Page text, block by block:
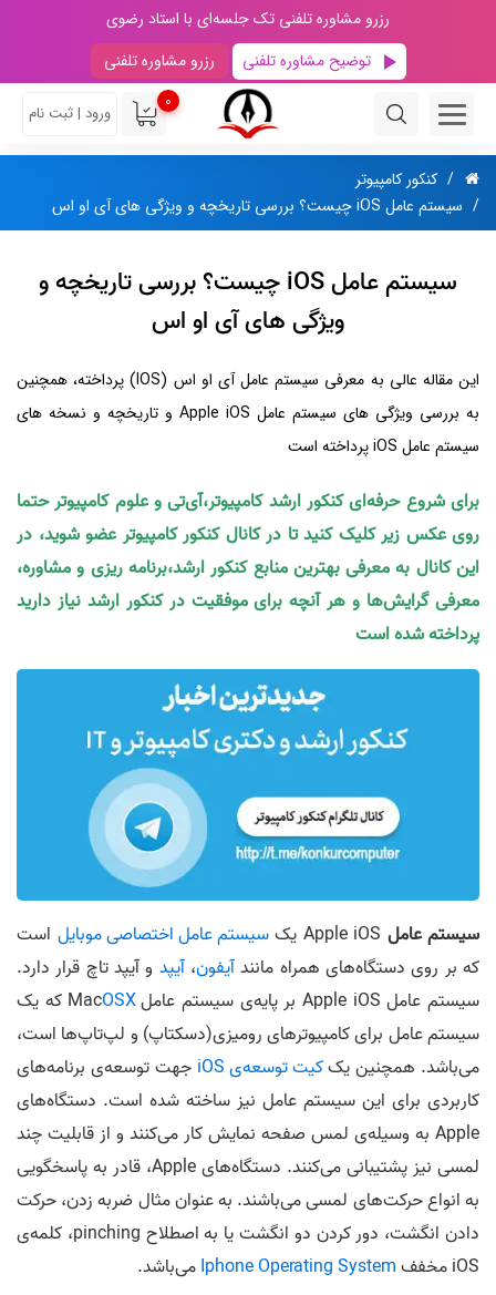
رزرو مشاوره تلفنی تک جلسه‌ای با استاد رضوی
توضیح مشاوره تلفنی
رزرو مشاوره تلفنی
0
ورود | ثبت نام
کنکور کامپیوتر
سیستم عامل iOS چیست؟ بررسی تاریخچه و ویژگی های آی او اس
سیستم عامل iOS چیست؟ بررسی تاریخچه و
ویژگی های آی او اس
این مقاله عالی به معرفی سیستم عامل آی او اس (IOS) پرداخته، همچنین
به بررسی ویژگی های سیستم عامل Apple iOS و تاریخچه و نسخه های
سیستم عامل iOS پرداخته است
برای شروع حرفه‌ای کنکور ارشد کامپیوتر،آی‌تی و علوم کامپیوتر حتما
روی عکس زیر کلیک کنید تا در کانال کنکور کامپیوتر عضو شوید، در
این کانال به معرفی بهترین منابع کنکور ارشد،برنامه ریزی و مشاوره،
معرفی گرایش‌ها و هر آنچه برای موفقیت در کنکور ارشد نیاز دارید
پرداخته شده است
سیستم عامل سیستم عامل اختصاصی موبایل است
که بر روی دستگاه‌های همراه مانندآیفون،آیپد و آیپد تاچ قرار دارد.
سیستم عامل Apple iOS بر پایه‌ی سیستم عامل
OSX
Mac که یک
سیستم عامل برای کامپیوترهای رومیزی(دسکتاپ) و لپ‌تاپ‌ها است،
می‌باشد. همچنین یککیت توسعه‌ی iOS
جهت توسعه‌ی برنامه‌های
کاربردی برای این سیستم عامل نیز ساخته شده است. دستگاه‌های
Apple به وسیله‌ی لمس صفحه نمایش کار می‌کنند و از قابلیت چند
لمسی نیز پشتیبانی می‌کنند. دستگاه‌های Apple، قادر به پاسخگویی
به انواع حرکت‌های لمسی می‎‌باشند. به عنوان مثال ضربه زدن، حرکت
دادن انگشت، دور کردن دو انگشت یا به اصطلاح pinching، کلمه‌ی
iOS مخفف
Iphone Operating Systemمی‎‌باشد.